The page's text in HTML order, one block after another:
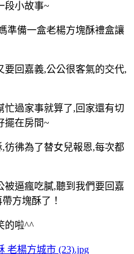
段小故事~
準備一盒老楊方塊酥禮盒讓
回嘉義,公公很客氣的交代,
忙過家事就算了,回家還有切
擺在房間~
彷彿為了替女兒報恩,每次都
被逼瘋吃膩,聽到我們要回嘉
方塊酥了！
的啦^^